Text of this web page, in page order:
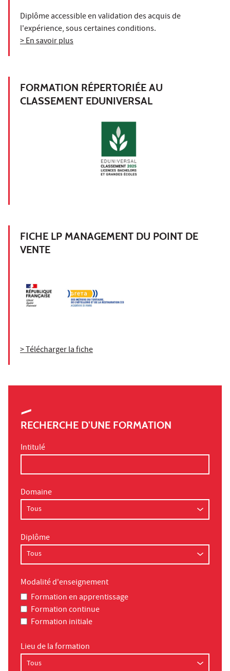
Diplôme accessible en validation des acquis de
l'expérience, sous certaines conditions.
> En savoir plus
FORMATION RÉPERTORIÉE AU
CLASSEMENT EDUNIVERSAL
FICHE LP MANAGEMENT DU POINT DE
VENTE
> Télécharger la fiche
RECHERCHE D'UNE FORMATION
Intitulé
Domaine
Diplôme
Modalité d'enseignement
Formation en apprentissage
Formation continue
Formation initiale
Lieu de la formation